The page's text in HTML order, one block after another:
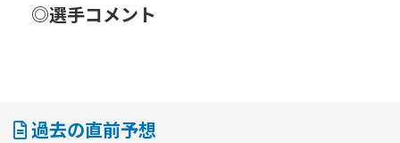
◎選手コメント
過去の直前予想